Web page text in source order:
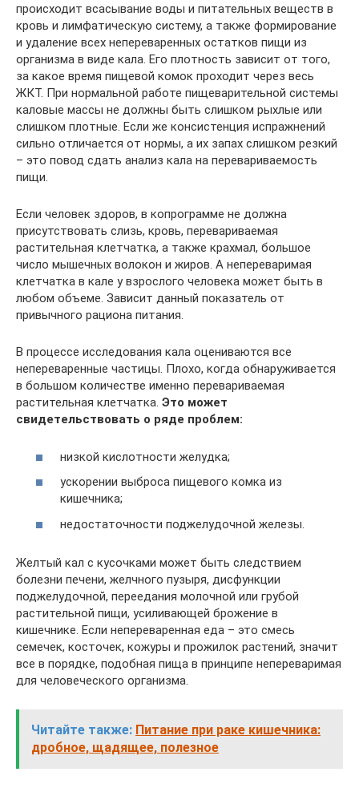
происходит всасывание воды и питательных веществ в
кровь и лимфатическую систему, а также формирование
и удаление всех непереваренных остатков пищи из
организма в виде кала. Его плотность зависит от того,
за какое время пищевой комок проходит через весь
ЖКТ. При нормальной работе пищеварительной системы
каловые массы не должны быть слишком рыхлые или
слишком плотные. Если же консистенция испражнений
сильно отличается от нормы, а их запах слишком резкий
– это повод сдать анализ кала на перевариваемость
пищи.
Если человек здоров, в копрограмме не должна
присутствовать слизь, кровь, перевариваемая
растительная клетчатка, а также крахмал, большое
число мышечных волокон и жиров. А непереваримая
клетчатка в кале у взрослого человека может быть в
любом объеме. Зависит данный показатель от
привычного рациона питания.
В процессе исследования кала оцениваются все
непереваренные частицы. Плохо, когда обнаруживается
в большом количестве именно перевариваемая
растительная клетчатка. Это может
свидетельствовать о ряде проблем:
низкой кислотности желудка;
ускорении выброса пищевого комка из
кишечника;
недостаточности поджелудочной железы.
Желтый кал с кусочками может быть следствием
болезни печени, желчного пузыря, дисфункции
поджелудочной, переедания молочной или грубой
растительной пищи, усиливающей брожение в
кишечнике. Если непереваренная еда – это смесь
семечек, косточек, кожуры и прожилок растений, значит
все в порядке, подобная пища в принципе непереваримая
для человеческого организма.
Читайте также: Питание при раке кишечника:
дробное, щадящее, полезное